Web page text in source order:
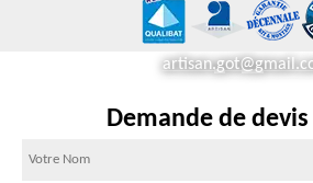
Demande de